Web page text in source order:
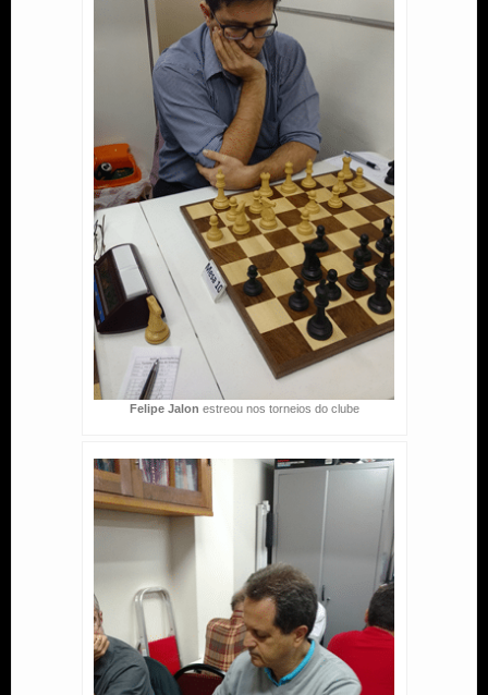
Felipe Jalon estreou nos torneios do clube